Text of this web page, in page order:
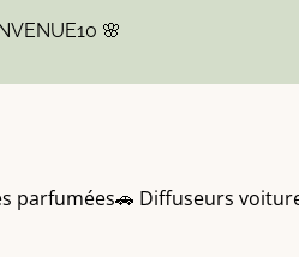
🌸
parfumées🚗 Diffuseurs